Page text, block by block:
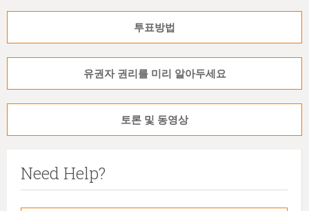
투표방법
유권자 권리를 미리 알아두세요
토론 및 동영상
Need Help?